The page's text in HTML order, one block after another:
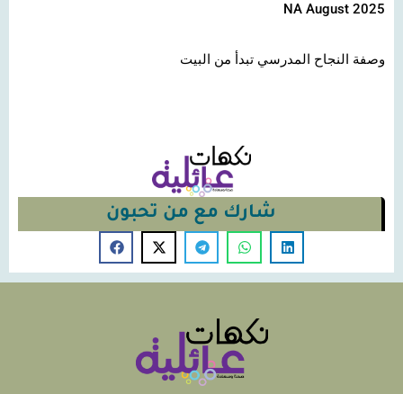
NA August 2025
وصفة النجاح المدرسي تبدأ من البيت
شارك مع من تحبون